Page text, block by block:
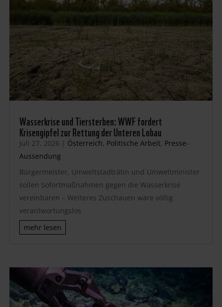
Wasserkrise und Tiersterben: WWF fordert
Krisengipfel zur Rettung der Unteren Lobau
Juli 27, 2026 | Österreich, Politische Arbeit, Presse-
Aussendung
Bürgermeister, Umweltstadträtin und Umweltminister
sollen Sofortmaßnahmen gegen die Wasserkrise
vereinbaren – Weiteres Zuschauen wäre völlig
verantwortungslos
mehr lesen